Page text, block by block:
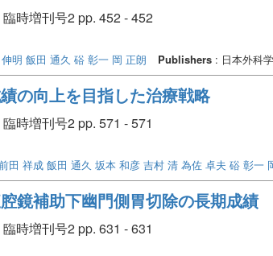
時増刊号2 pp. 452 - 452
明 飯田 通久 硲 彰一 岡 正朗 Publishers : 日本外科
の向上を目指した治療戦略
時増刊号2 pp. 571 - 571
田 祥成 飯田 通久 坂本 和彦 吉村 清 為佐 卓夫 硲 彰一
鏡補助下幽門側胃切除の長期成績
時増刊号2 pp. 631 - 631